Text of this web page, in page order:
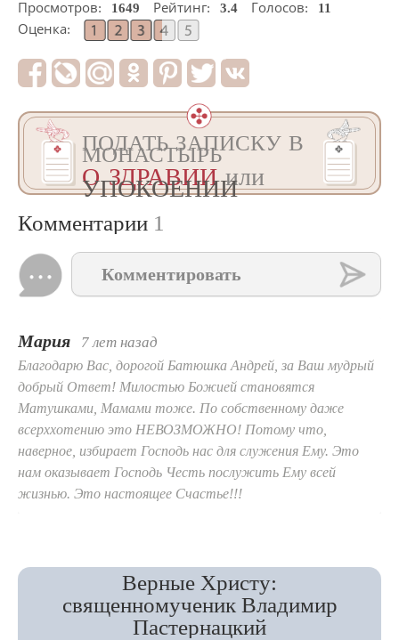
Просмотров: 1649 Рейтинг: 3.4 Голосов:
11
Оценка:
ПОДАТЬ ЗАПИСКУ В
МОНАСТЫРЬ
О ЗДРАВИИили
УПОКОЕНИИ
Комментарии 1
Комментировать
Мария 7 лет назад
Благодарю Вас, дорогой Батюшка Андрей, за Ваш мудрый
добрый Ответ! Милостью Божией становятся
Матушками, Мамами тоже. По собственному даже
всерххотению это НЕВОЗМОЖНО! Потому что,
наверное, избирает Господь нас для служения Ему. Это
нам оказывает Господь Честь послужить Ему всей
жизнью. Это настоящее Счастье!!!
Верные Христу:
священномученик Владимир
Пастернацкий